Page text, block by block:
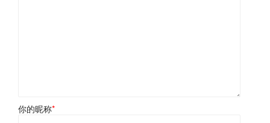
你的昵称*